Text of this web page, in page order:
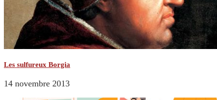
Les sulfureux Borgia
14 novembre 2013